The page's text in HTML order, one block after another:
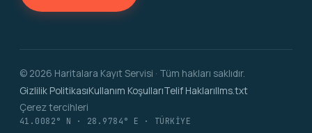
© 2026 Haritalara Kayıt Servisi · Tüm hakları saklıdır.
Gizlilik PolitikasıKullanım KoşullarıTelif Haklarıllms.txt
Çerez tercihleri
41.0082° N · 28.9784° E · TÜRKİYE